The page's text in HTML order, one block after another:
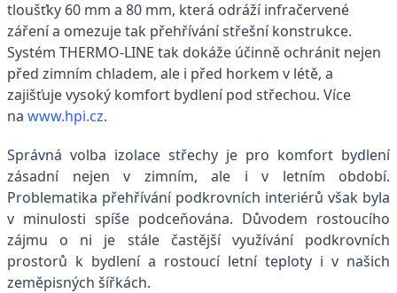
tloušťky 60 mm a 80 mm, která odráží infračervené
záření a omezuje tak přehřívání střešní konstrukce.
Systém THERMO-LINE tak dokáže účinně ochránit nejen
před zimním chladem, ale i před horkem v létě, a
zajišťuje vysoký komfort bydlení pod střechou. Více
na www.hpi.cz.
Správná volba izolace střechy je pro komfort bydlení
zásadní nejen v zimním, ale i v letním období.
Problematika přehřívání podkrovních interiérů však byla
v minulosti spíše podceňována. Důvodem rostoucího
zájmu o ni je stále častější využívání podkrovních
prostorů k bydlení a rostoucí letní teploty i v našich
zeměpisných šířkách.